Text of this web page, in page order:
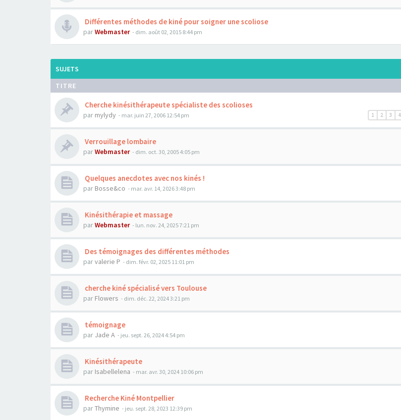
Différentes méthodes de kiné pour soigner une scoliose
parWebmaster - dim. août 02, 2015 8:44 pm
SUJETS
TITRE
Cherche kinésithérapeute spécialiste des scolioses
1 2 3 4
par mylydy - mar. juin 27, 2006 12:54 pm
Verrouillage lombaire
parWebmaster - dim. oct. 30, 2005 4:05 pm
Quelques anecdotes avec nos kinés !
par Bosse&co - mar. avr. 14, 2026 3:48 pm
Kinésithérapie et massage
parWebmaster - lun. nov. 24, 2025 7:21 pm
Des témoignages des différentes méthodes
parvalerie P - dim. févr. 02, 2025 11:01 pm
cherche kiné spécialisé vers Toulouse
par Flowers - dim. déc. 22, 2024 3:21 pm
témoignage
par Jade A - jeu. sept. 26, 2024 4:54 pm
Kinésithérapeute
par Isabellelena - mar. avr. 30, 2024 10:06 pm
Recherche Kiné Montpellier
parThymine - jeu. sept. 28, 2023 12:39 pm